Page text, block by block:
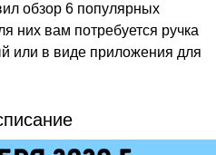
обзор 6 популярных
них вам потребуется ручка
или в виде приложения для